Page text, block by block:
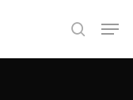
search